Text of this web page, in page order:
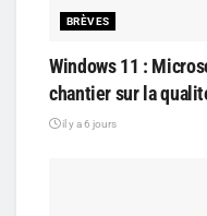
BRÈVES
Windows 11 :
chantier sur la
il y a 6 jours